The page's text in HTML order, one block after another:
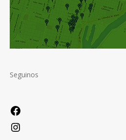
Seguinos